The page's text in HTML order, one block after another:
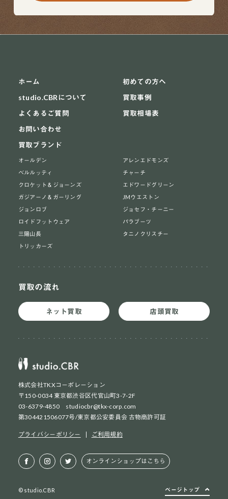
ネット買取 初めての方
ホーム
studio.CBRについて
よくあるご質問
お問い合わせ
初めての方へ
買取事例
買取相場表
買取ブランド
オールデン
アレンエドモンズ
ベルルッティ
チャーチ
クロケット＆ジョーンズ
エドワードグリーン
ガジアーノ＆ガーリング
JMウエストン
ジョンロブ
ジョセフ・チーニー
ロイドフットウェア
パラブーツ
三陽山長
タニノクリスチー
トリッカーズ
株式会社TKXコーポレーション
〒150-0034 東京都渋谷区代官山町3-7-2F
03-6379-4850 studiocbr@tkx-corp.com
第304421506077号/東京都公安委員会 古物商許可証
プライバシーポリシー ご利用規約
オンラインショップはこちら
買取の流れ
ネット買取 店頭買取
© studio.CBR ページトップ